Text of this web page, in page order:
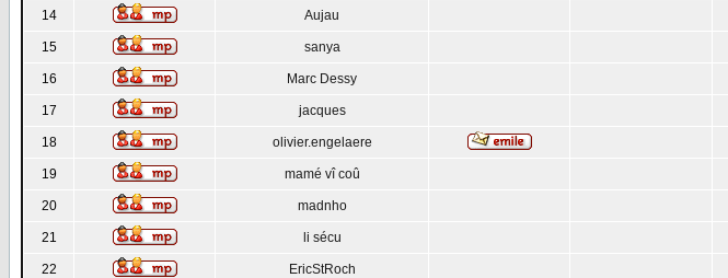
14 Aujau
15 sanya
16 Marc Dessy
17 jacques
18 olivier.engelaere
19 mamé vî coû
20 madnho
21 li sécu
22 EricStRoch